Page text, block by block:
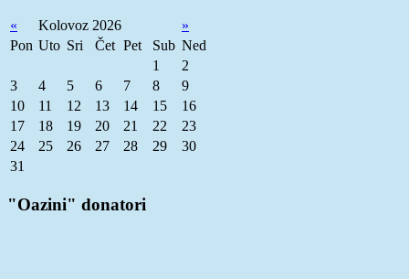
« Kolovoz 2026
»
Pon Uto Sri Čet Pet Sub Ned
1
2
3
4 5 6 7 8
9
10
11 12 13 14 15
16
17
18 19 20 21 22
23
24
25 26 27 28 29
30
31
"Oazini" donatori